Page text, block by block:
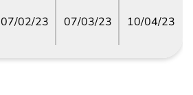
07/02/23 07/03/23 10/04/23